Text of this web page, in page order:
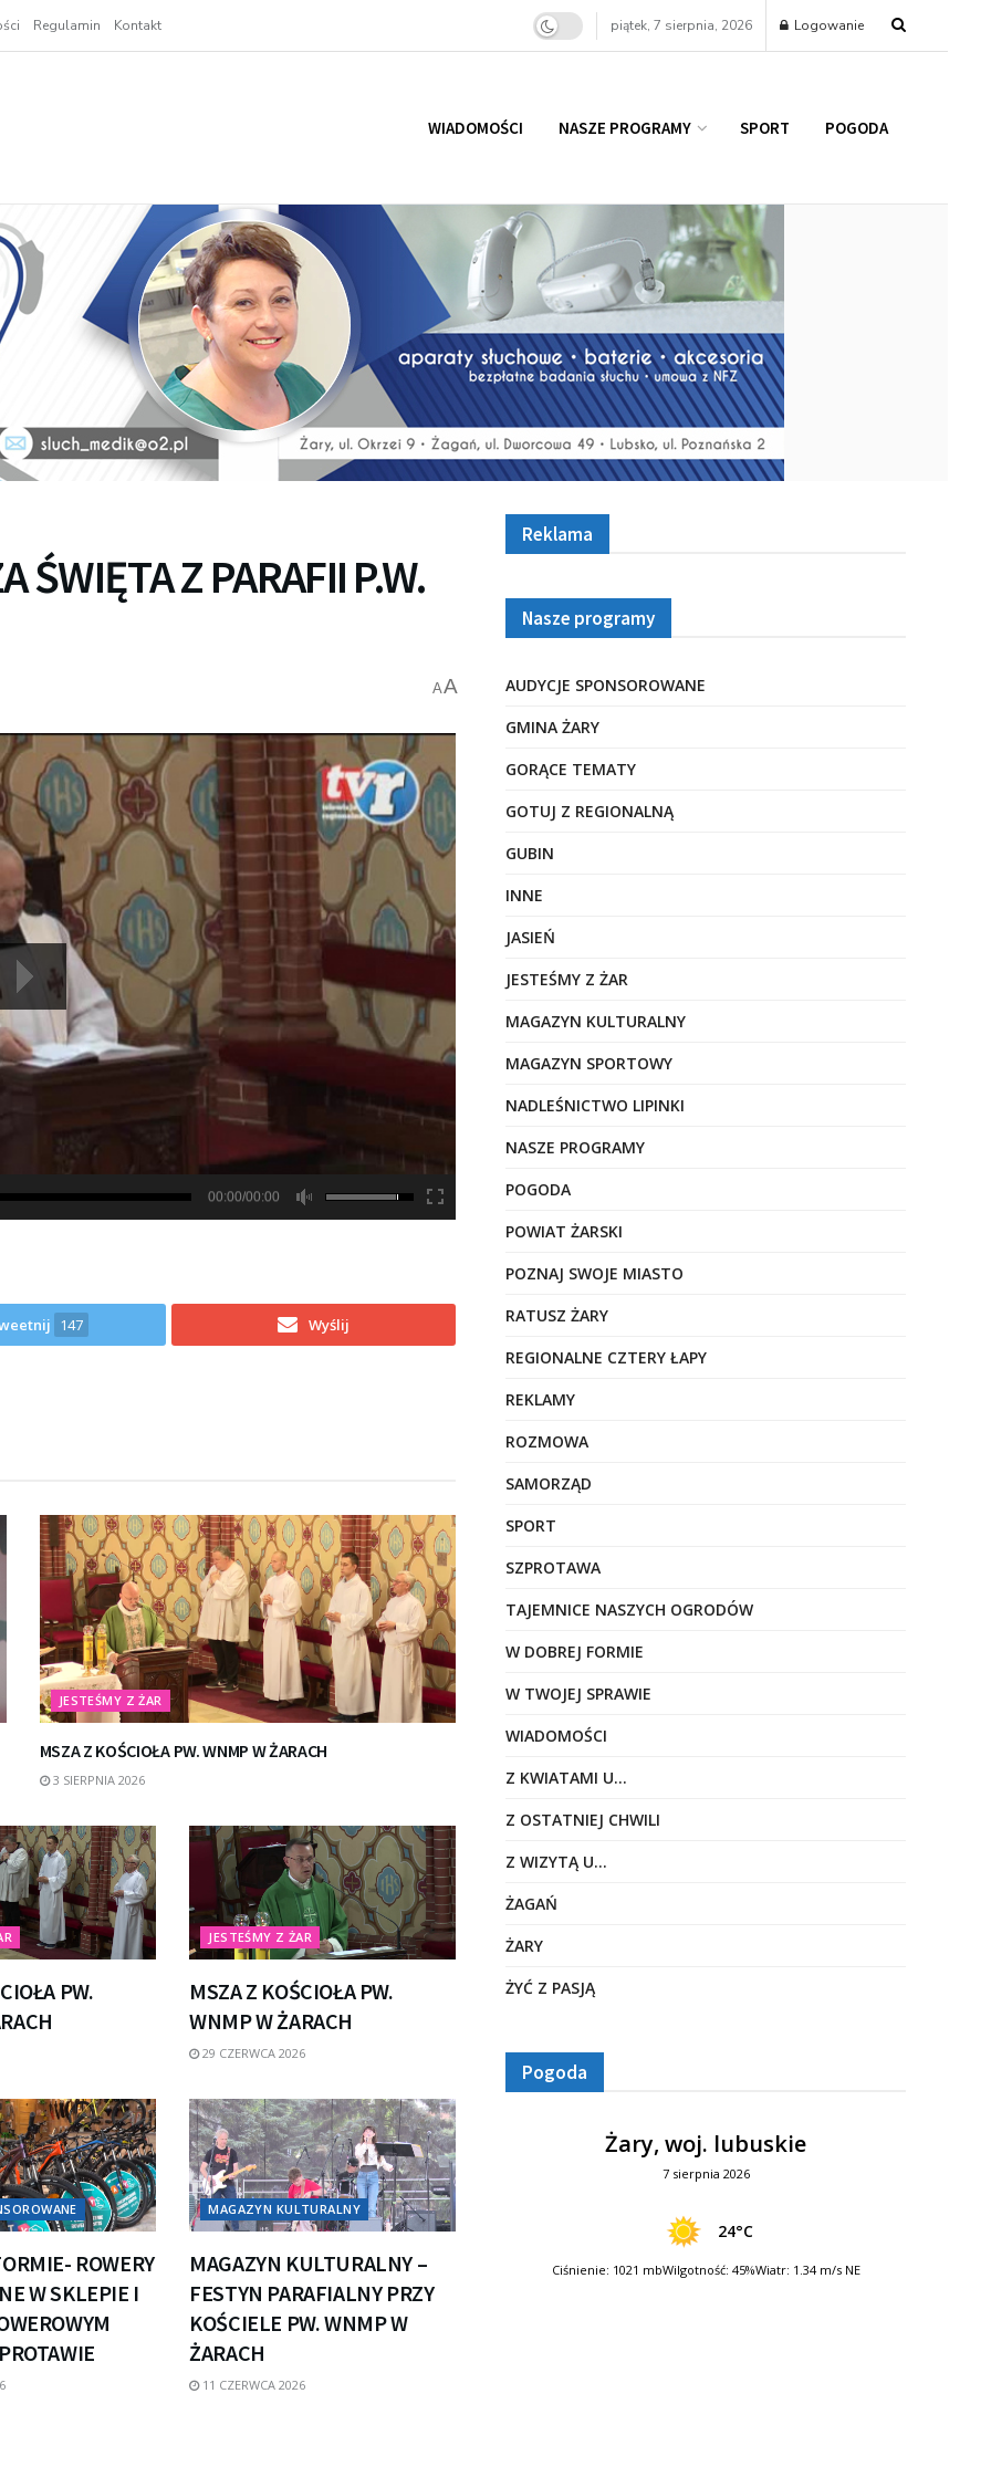
Regulamin Kontakt piątek, 7 sierpnia, 2026 Logowanie
WIADOMOŚCI NASZE PROGRAMY SPORT POGODA
ŚWIĘTA Z PARAFII P.W.
AA
00:00/00:00
147 Wyślij
JESTEŚMY Z ŻAR
MSZA Z KOŚCIOŁA PW. WNMP W ŻARACH
3 SIERPNIA 2026
PW.
JESTEŚMY Z ŻAR
MSZA Z KOŚCIOŁA PW.
WNMP W ŻARACH
29 CZERWCA 2026
ROWERY
W SKLEPIE I
MAGAZYN KULTURALNY
MAGAZYN KULTURALNY –
FESTYN PARAFIALNY PRZY
KOŚCIELE PW. WNMP W
ŻARACH
11 CZERWCA 2026
Reklama
Nasze programy
AUDYCJE SPONSOROWANE
GMINA ŻARY
GORĄCE TEMATY
GOTUJ Z REGIONALNĄ
GUBIN
INNE
JASIEŃ
JESTEŚMY Z ŻAR
MAGAZYN KULTURALNY
MAGAZYN SPORTOWY
NADLEŚNICTWO LIPINKI
NASZE PROGRAMY
POGODA
POWIAT ŻARSKI
POZNAJ SWOJE MIASTO
RATUSZ ŻARY
REGIONALNE CZTERY ŁAPY
REKLAMY
ROZMOWA
SAMORZĄD
SPORT
SZPROTAWA
TAJEMNICE NASZYCH OGRODÓW
W DOBREJ FORMIE
W TWOJEJ SPRAWIE
WIADOMOŚCI
Z KWIATAMI U…
Z OSTATNIEJ CHWILI
Z WIZYTĄ U…
ŻAGAŃ
ŻARY
ŻYĆ Z PASJĄ
Pogoda
Żary, woj. lubuskie
7 sierpnia 2026
24°C
Ciśnienie: 1021 mbWilgotność: 45%Wiatr: 1.34 m/s NE